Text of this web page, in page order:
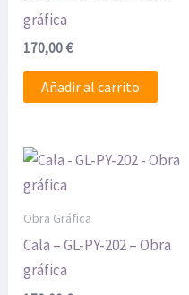
gráfica
170,00€
Añadir al carrito
Obra Gráfica
Cala – GL-PY-202 – Obra
gráfica